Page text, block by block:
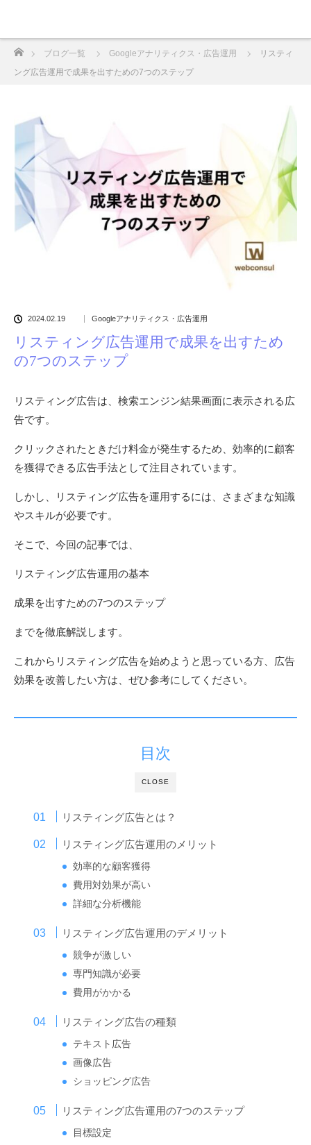
ブログ一覧 Googleアナリティクス・広告運用
リスティ
ング広告運用で成果を出すための7つのステップ
2024.02.19 Googleアナリティクス・広告運用
リスティング広告運用で成果を出すため
の7つのステップ
リスティング広告は、検索エンジン結果画面に表示される広
告です。
クリックされたときだけ料金が発生するため、効率的に顧客
を獲得できる広告手法として注目されています。
しかし、リスティング広告を運用するには、さまざまな知識
やスキルが必要です。
そこで、今回の記事では、
リスティング広告運用の基本
成果を出すための7つのステップ
までを徹底解説します。
これからリスティング広告を始めようと思っている方、広告
効果を改善したい方は、ぜひ参考にしてください。
CLOSE
目次
リスティング広告とは？
リスティング広告運用のメリット
効率的な顧客獲得
費用対効果が高い
詳細な分析機能
リスティング広告運用のデメリット
競争が激しい
専門知識が必要
費用がかかる
リスティング広告の種類
テキスト広告
画像広告
ショッピング広告
リスティング広告運用の7つのステップ
目標設定